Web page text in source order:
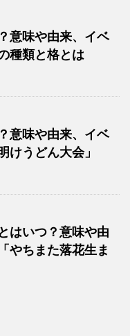
意味や由来、イベ
種類と格とは
意味や由来、イベ
けうどん大会」
はいつ？意味や由
やちまた落花生ま